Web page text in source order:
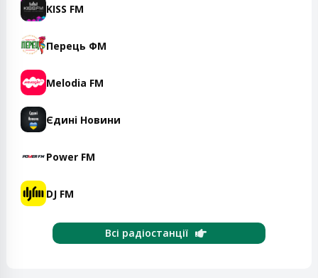
KISS FM
Перець ФМ
Melodia FM
Єдині Новини
Power FM
DJ FM
Всі радіостанції